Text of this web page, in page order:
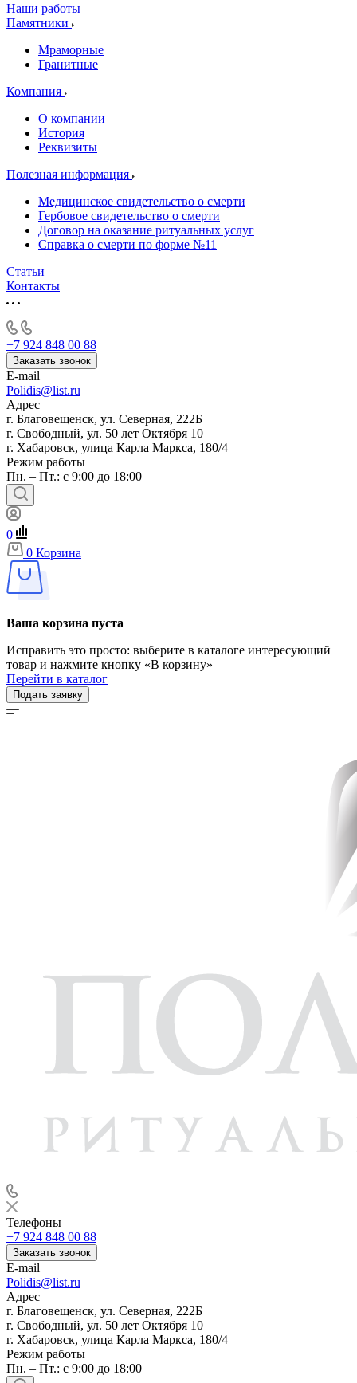
Наши работы
Памятники
Мраморные
Гранитные
Компания
О компании
История
Реквизиты
Полезная информация
Медицинское свидетельство о смерти
Гербовое свидетельство о смерти
Договор на оказание ритуальных услуг
Справка о смерти по форме №11
Статьи
Контакты
+7 924 848 00 88
Заказать звонок
E-mail
Polidis@list.ru
Адрес
г. Благовещенск, ул. Северная, 222Б
г. Свободный, ул. 50 лет Октября 10
г. Хабаровск, улица Карла Маркса, 180/4
Режим работы
Пн. – Пт.: с 9:00 до 18:00
0
0 Корзина
Ваша корзина пуста
Исправить это просто: выберите в каталоге интересующий
товар и нажмите кнопку «В корзину»
Перейти в каталог
Подать заявку
Телефоны
+7 924 848 00 88
Заказать звонок
E-mail
Polidis@list.ru
Адрес
г. Благовещенск, ул. Северная, 222Б
г. Свободный, ул. 50 лет Октября 10
г. Хабаровск, улица Карла Маркса, 180/4
Режим работы
Пн. – Пт.: с 9:00 до 18:00